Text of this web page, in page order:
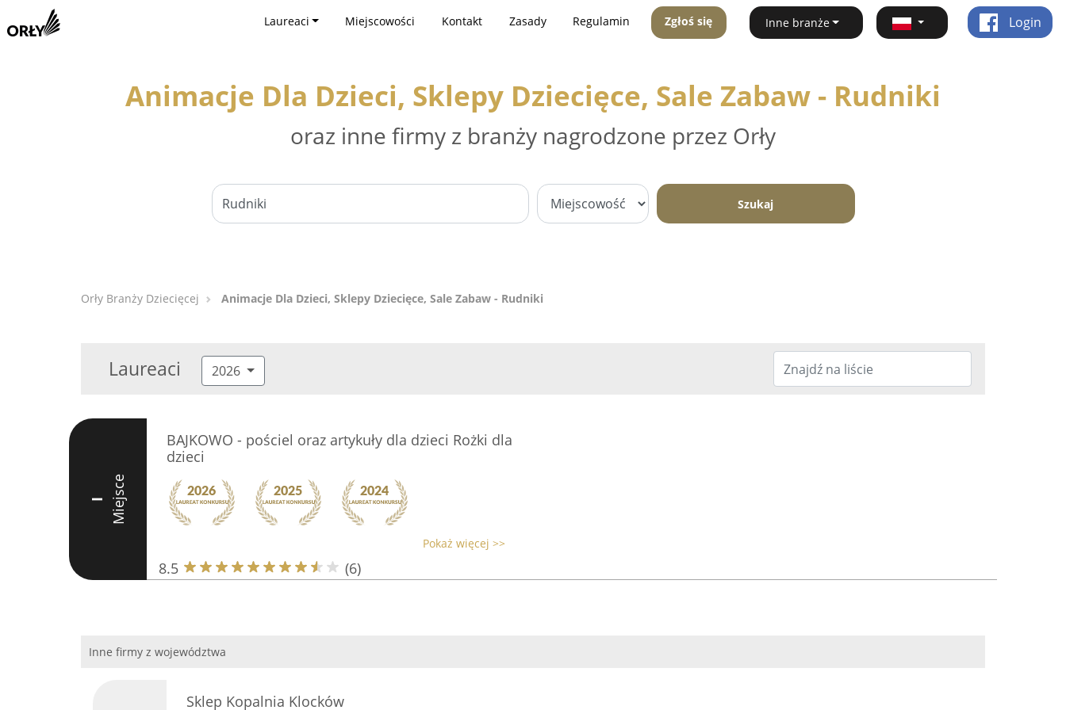
Laureaci Miejscowości Kontakt Zasady Regulamin Zgłoś się Inne branże Login
Animacje Dla Dzieci, Sklepy Dziecięce, Sale Zabaw - Rudniki
oraz inne firmy z branży nagrodzone przez Orły
Szukaj
Orły Branży Dziecięcej Animacje Dla Dzieci, Sklepy Dziecięce, Sale Zabaw - Rudniki
Laureaci 2026
I Miejsce
BAJKOWO - pościel oraz artykuły dla dzieci Rożki dla
dzieci
Pokaż więcej >>
8.5 (6)
Inne firmy z województwa
Sklep Kopalnia Klocków